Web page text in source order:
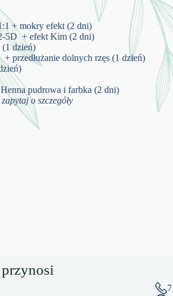
+ mokry efekt (2 dni)
2-5D + efekt Kim (2 dni)
(1 dzień)
przedłużanie dolnych rzęs (1 dzień)
pudrowa i farbka (2 dni)
o szczegóły